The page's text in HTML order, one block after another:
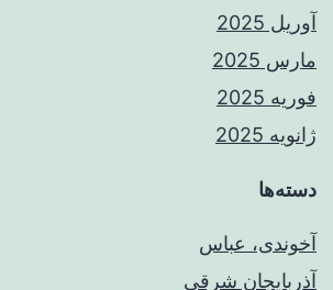
آوریل 2025
مارس 2025
فوریه 2025
ژانویه 2025
دسته‌ها
آخوندی، عباس
آذربایجان شرقی